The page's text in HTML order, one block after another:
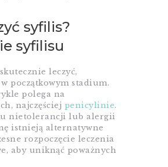
syfilis?
syfilisu
leczyć,
początkowym stadium.
polega na
najczęściej penicylinie.
nietolerancji lub alergii
istnieją alternatywne
rozpoczęcie leczenia
aby uniknąć poważnych